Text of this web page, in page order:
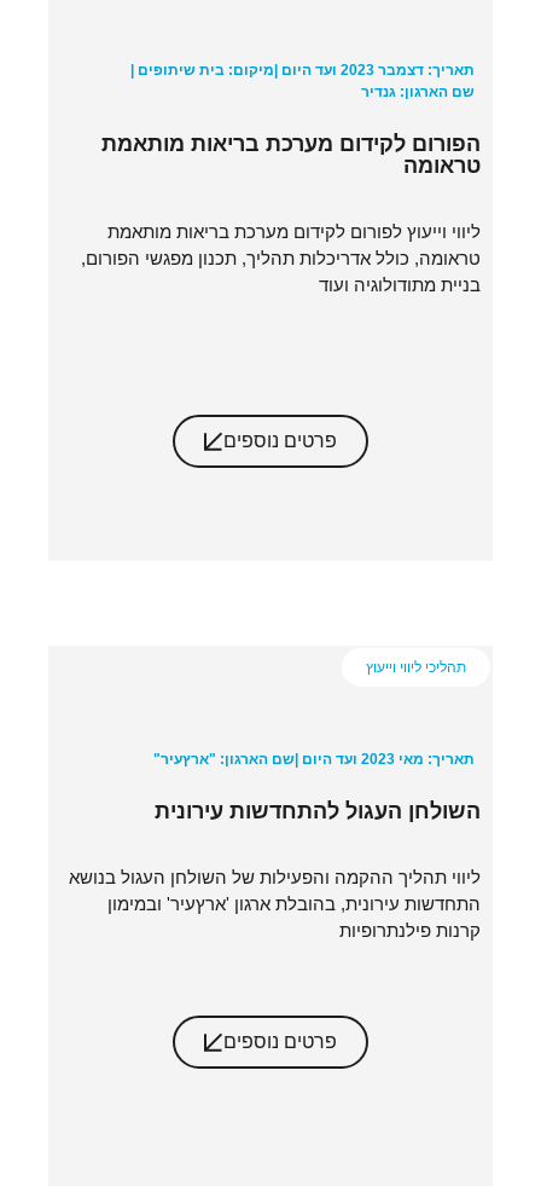
תאריך: דצמבר 2023 ועד היום |
מיקום: בית שיתופים |
שם הארגון: גנדיר
הפורום לקידום מערכת בריאות מותאמת
טראומה
ליווי וייעוץ לפורום לקידום מערכת בריאות מותאמת
טראומה, כולל אדריכלות תהליך, תכנון מפגשי הפורום,
בניית מתודולוגיה ועוד
פרטים נוספים
תהליכי ליווי וייעוץ
תאריך: מאי 2023 ועד היום | שם הארגון: "ארץעיר"
השולחן העגול להתחדשות עירונית
ליווי תהליך ההקמה והפעילות של השולחן העגול בנושא
התחדשות עירונית, בהובלת ארגון 'ארץעיר' ובמימון
קרנות פילנתרופיות
פרטים נוספים